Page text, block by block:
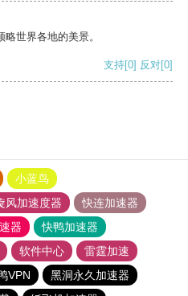
世界各地的美景。
支持[0] 反对[0]
小蓝鸟
风加速度器
快连加速器
器
快鸭加速器
软件中心
雷霆加速
VPN
黑洞永久加速器